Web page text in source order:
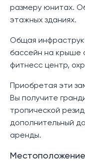
размеру юнитах.
этажных зданиях.
Общая
бассейн на крыше
фитнесс центр,
Приобретая эти
Вы получите
тропической
дополнительный
аренды.